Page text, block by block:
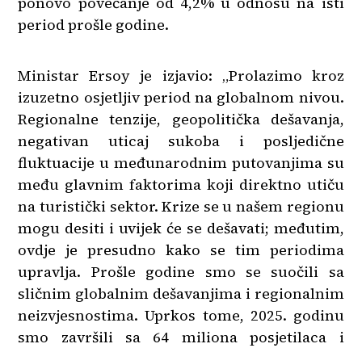
period prošle godine.
Ministar Ersoy je izjavio: „Prolazimo kroz
izuzetno osjetljiv period na globalnom nivou.
Regionalne tenzije, geopolitička dešavanja,
negativan uticaj sukoba i posljedične
fluktuacije u međunarodnim putovanjima su
među glavnim faktorima koji direktno utiču
na turistički sektor. Krize se u našem regionu
mogu desiti i uvijek će se dešavati; međutim,
ovdje je presudno kako se tim periodima
upravlja. Prošle godine smo se suočili sa
sličnim globalnim dešavanjima i regionalnim
neizvjesnostima. Uprkos tome, 2025. godinu
smo završili sa 64 miliona posjetilaca i